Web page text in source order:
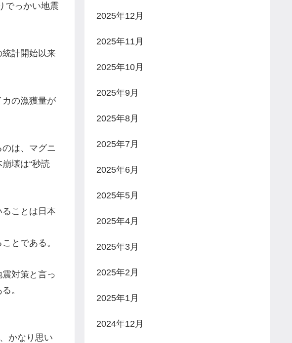
でっかい地震
計開始以来
の漁獲量が
は、マグニ
崩壊は“秒読
ことは日本
とである。
対策と言っ
。
かなり思い
2025年12月
2025年11月
2025年10月
2025年9月
2025年8月
2025年7月
2025年6月
2025年5月
2025年4月
2025年3月
2025年2月
2025年1月
2024年12月